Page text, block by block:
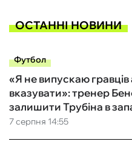
ОСТАННІ НОВИНИ
Футбол
7 серпня 14:55
«Я не випускаю
вказувати»: тренер
залишити Трубіна в